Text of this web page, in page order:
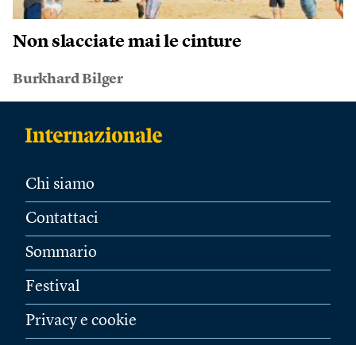
Non slacciate mai le cinture
Burkhard Bilger
Chi siamo
Contattaci
Sommario
Festival
Privacy e cookie